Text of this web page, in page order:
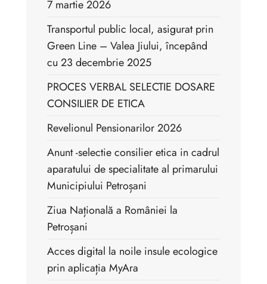
7 martie 2026
Transportul public local, asigurat prin
Green Line – Valea Jiului, începând
cu 23 decembrie 2025
PROCES VERBAL SELECTIE DOSARE
CONSILIER DE ETICA
Revelionul Pensionarilor 2026
Anunt -selectie consilier etica in cadrul
aparatului de specialitate al primarului
Municipiului Petroșani
Ziua Națională a României la
Petroșani
Acces digital la noile insule ecologice
prin aplicația MyAra